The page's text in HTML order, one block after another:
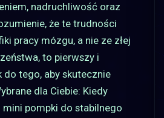
nadruchliwość oraz
że te trudności
pracy mózgu, a nie ze złej
to pierwszy i
do tego, aby skutecznie
dla Ciebie: Kiedy
mini pompki do stabilnego